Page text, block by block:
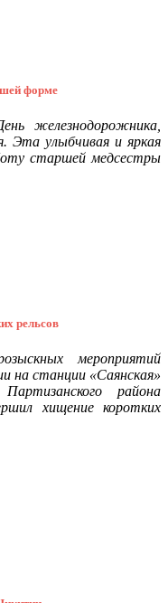
форме
железнодорожника,
Эта улыбчивая и яркая
старшей медсестры
рельсов
мероприятий
на станции «Саянская»
района
хищение коротких